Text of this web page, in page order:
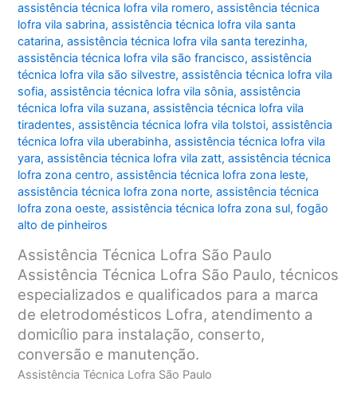
assistência técnica lofra vila romero,assistência técnica
lofra vila sabrina,assistência técnica lofra vila santa
catarina,assistência técnica lofra vila santa terezinha,
assistência técnica lofra vila são francisco,assistência
técnica lofra vila são silvestre,assistência técnica lofra vila
sofia,assistência técnica lofra vila sônia,assistência
técnica lofra vila suzana,assistência técnica lofra vila
tiradentes,assistência técnica lofra vila tolstoi,assistência
técnica lofra vila uberabinha,assistência técnica lofra vila
yara,assistência técnica lofra vila zatt,assistência técnica
lofra zona centro,assistência técnica lofra zona leste,
assistência técnica lofra zona norte,assistência técnica
lofra zona oeste,assistência técnica lofra zona sul,fogão
alto de pinheiros
Assistência Técnica Lofra São Paulo
Assistência Técnica Lofra São Paulo, técnicos
especializados e qualificados para a marca
de eletrodomésticos Lofra, atendimento a
domicílio para instalação, conserto,
conversão e manutenção.
Assistência Técnica Lofra São Paulo